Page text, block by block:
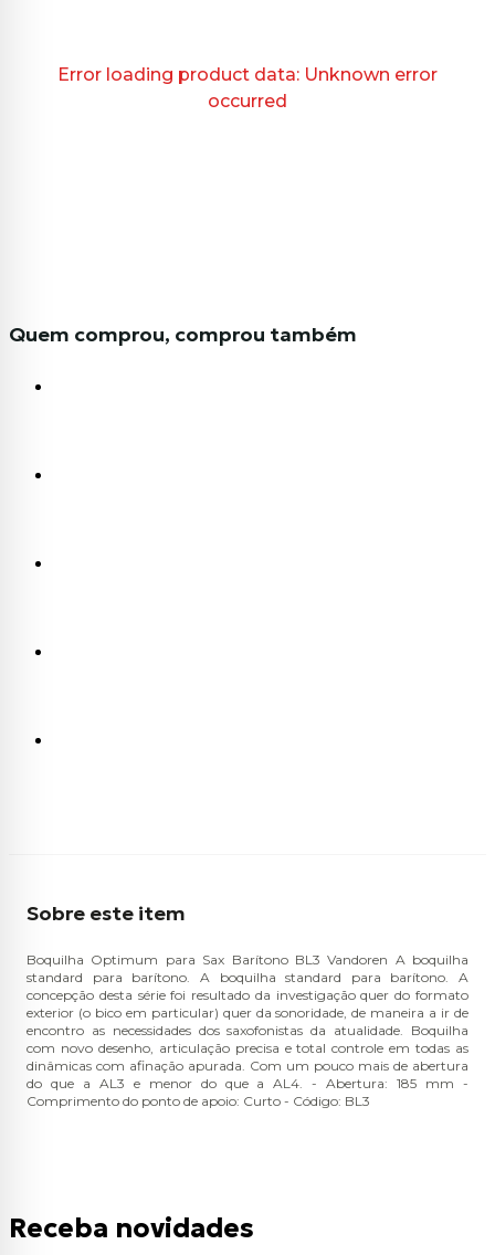
Error loading product data: Unknown error
occurred
Quem comprou, comprou também
Sobre este item
Boquilha Optimum para Sax Barítono BL3 Vandoren A boquilha
standard para barítono. A boquilha standard para barítono. A
concepção desta série foi resultado da investigação quer do formato
exterior (o bico em particular) quer da sonoridade, de maneira a ir de
encontro as necessidades dos saxofonistas da atualidade. Boquilha
com novo desenho, articulação precisa e total controle em todas as
dinâmicas com afinação apurada. Com um pouco mais de abertura
do que a AL3 e menor do que a AL4. - Abertura: 185 mm -
Comprimento do ponto de apoio: Curto - Código: BL3
Receba novidades